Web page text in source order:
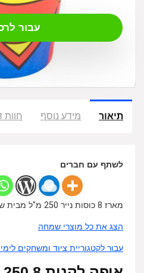
עבור
תיאור מידע נוסף חוות
לשתף עם חברים
מארז 8 כוסות נייר 250 מ"ל מבית שמחה זה אנחנו
הצג את כל מוצרי שמחה
עבור לקטגוריית ציוד ומשחקים